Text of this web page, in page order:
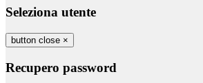
Seleziona utente
button close ×
Recupero password